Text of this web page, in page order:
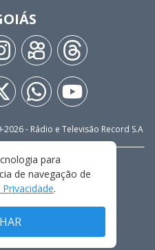
2026- Rádio e Televisão Record S.A
PRIVACIDADE
DE USO
para
de navegação de
.